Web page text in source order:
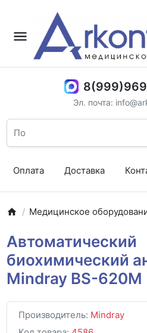
Эл. почта:
Оплата Доставка
Медицинское
Автоматический
биохимический
Mindray BS-620M
Производитель: Mindray